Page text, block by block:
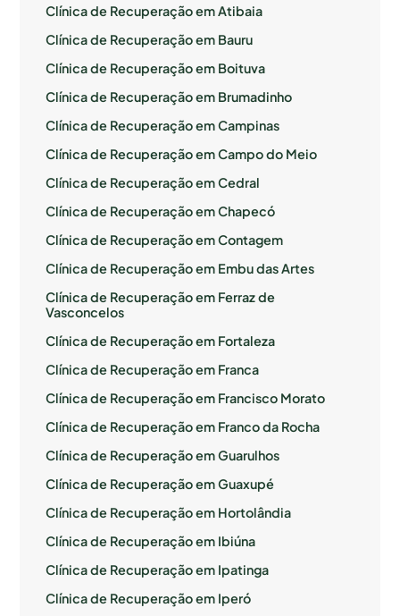
Clínica de Recuperação em Atibaia
Clínica de Recuperação em Bauru
Clínica de Recuperação em Boituva
Clínica de Recuperação em Brumadinho
Clínica de Recuperação em Campinas
Clínica de Recuperação em Campo do Meio
Clínica de Recuperação em Cedral
Clínica de Recuperação em Chapecó
Clínica de Recuperação em Contagem
Clínica de Recuperação em Embu das Artes
Clínica de Recuperação em Ferraz de
Vasconcelos
Clínica de Recuperação em Fortaleza
Clínica de Recuperação em Franca
Clínica de Recuperação em Francisco Morato
Clínica de Recuperação em Franco da Rocha
Clínica de Recuperação em Guarulhos
Clínica de Recuperação em Guaxupé
Clínica de Recuperação em Hortolândia
Clínica de Recuperação em Ibiúna
Clínica de Recuperação em Ipatinga
Clínica de Recuperação em Iperó